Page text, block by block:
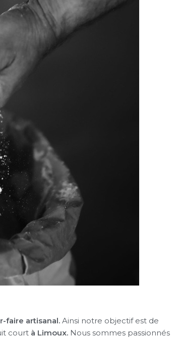
faire artisanal. Ainsi notre objectif est de
court à Limoux. Nous sommes passionnés